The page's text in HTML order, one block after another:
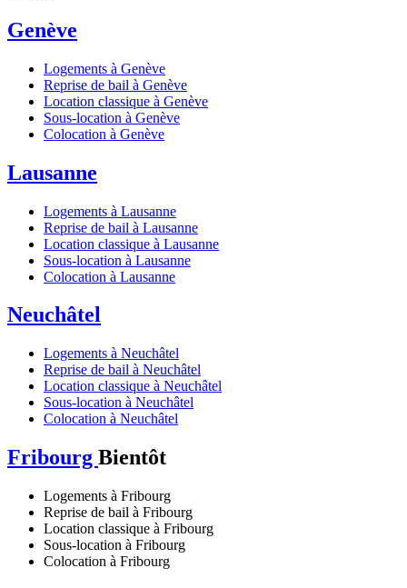
Genève
Logements à Genève
Reprise de bail à Genève
Location classique à Genève
Sous-location à Genève
Colocation à Genève
Lausanne
Logements à Lausanne
Reprise de bail à Lausanne
Location classique à Lausanne
Sous-location à Lausanne
Colocation à Lausanne
Neuchâtel
Logements à Neuchâtel
Reprise de bail à Neuchâtel
Location classique à Neuchâtel
Sous-location à Neuchâtel
Colocation à Neuchâtel
Fribourg Bientôt
Logements à Fribourg
Reprise de bail à Fribourg
Location classique à Fribourg
Sous-location à Fribourg
Colocation à Fribourg